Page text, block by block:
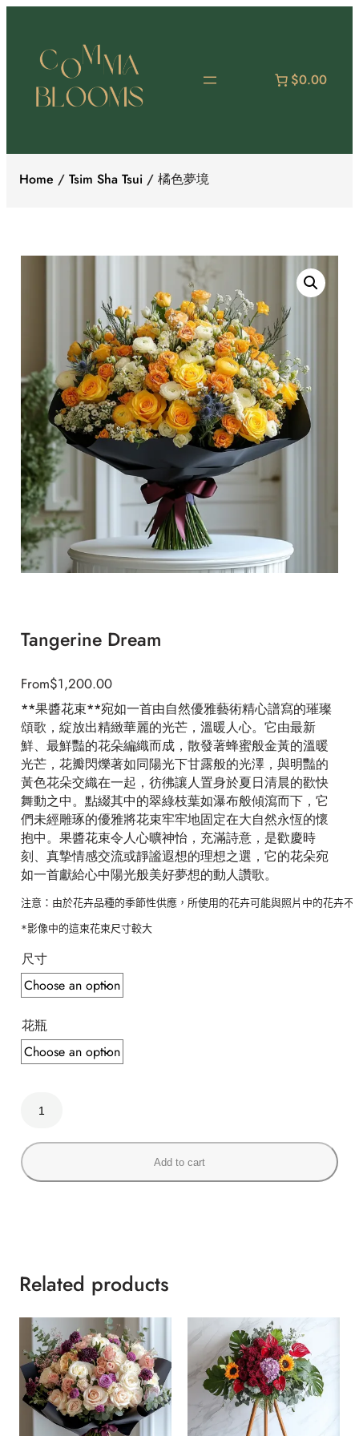
content
$0.00
Home / Tsim Sha Tsui / 橘色夢境
Tangerine Dream
From$1,200.00
**果醬花束**宛如一首由自然優雅藝術精心譜寫的璀璨
頌歌，綻放出精緻華麗的光芒，溫暖人心。它由最新
鮮、最鮮豔的花朵編織而成，散發著蜂蜜般金黃的溫暖
光芒，花瓣閃爍著如同陽光下甘露般的光澤，與明豔的
黃色花朵交織在一起，彷彿讓人置身於夏日清晨的歡快
舞動之中。點綴其中的翠綠枝葉如瀑布般傾瀉而下，它
們未經雕琢的優雅將花束牢牢地固定在大自然永恆的懷
抱中。果醬花束令人心曠神怡，充滿詩意，是歡慶時
刻、真摯情感交流或靜謐遐想的理想之選，它的花朵宛
如一首獻給心中陽光般美好夢想的動人讚歌。
注意：由於花卉品種的季節性供應，所使用的花卉可能與照片中的花卉
*影像中的這束花束尺寸較大
尺寸
花瓶
境
q
Add to cart
Related products